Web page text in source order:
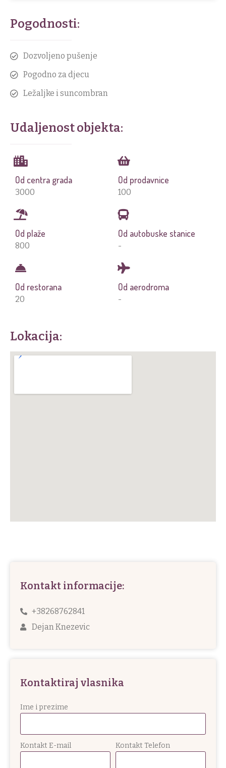
Pogodnosti:
Dozvoljeno pušenje
Pogodno za djecu
Ležaljke i suncombran
Udaljenost objekta:
Od centra grada
3000
Od plaže
800
Od restorana
20
Od prodavnice
100
Od autobuske stanice
-
Od aerodroma
-
Lokacija:
Kontakt informacije:
+38268762841
Dejan Knezevic
Kontaktiraj vlasnika
Ime i prezime
Kontakt E-mail Kontakt Telefon
Nakon što se registrujete, dobićete formu putem
koje ćete da unesete Vaš smeštaj.
Pošalji